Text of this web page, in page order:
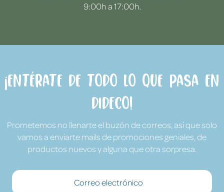
9:00h a 17:00h.
¡Entérate de todo lo que pasa en
Dideco!
Prometemos no llenarte el buzón de correos, así que solo
vamos a enviarte mails de promociones geniales, de
productos nuevos y alguna que otra sorpresa.